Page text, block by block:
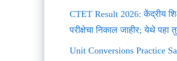
CTET Result 2026: केंद्रीय
परीक्षेचा निकाल जाहीर; येथे पहा
Unit Conversions Practice